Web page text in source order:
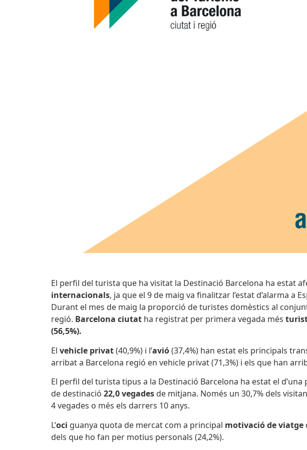
El perfil del turista que ha visitat la Destinació Barcelona ha estat
internacionals, ja que el 9 de maig va finalitzar l’estat d’alarma a
Durant el mes de maig la proporció de turistes domèstics al
regió. Barcelona ciutat ha registrat per primera vegada més
(56,5%).
El vehicle privat(40,9%) i l’avió(37,4%) han estat els principals
arribat a Barcelona regió en vehicle privat (71,3%) i els que han
El perfil del turista tipus a la Destinació Barcelona ha estat el d’una
de destinació 22,0 vegades de mitjana. Només un 30,7% dels
4 vegades o més els darrers 10 anys.
L’oci guanya quota de mercat com a principal motivació de viatge
dels que ho fan per motius personals (24,2%).